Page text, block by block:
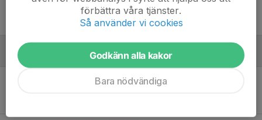
Klockarebacken
Augusti
Hällaryds IF - Högadals IS
förbättra våra tjänster.
Så använder vi cookies
Godkänn alla kakor
Bara nödvändiga